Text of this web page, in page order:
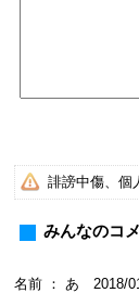
誹謗中傷、個
みんなのコ
名前 ： あ 2018/